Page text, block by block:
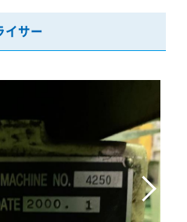
イサー